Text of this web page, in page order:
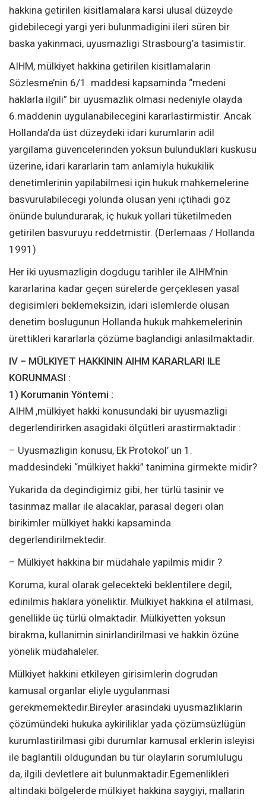
hakkina getirilen kisitlamalara karsi ulusal düzeyde
gidebilecegi yargi yeri bulunmadigini ileri süren bir
baska yakinmaci, uyusmazligi Strasbourg’a tasimistir.
AIHM, mülkiyet hakkina getirilen kisitlamalarin
Sözlesme’nin 6/1. maddesi kapsaminda “medeni
haklarla ilgili” bir uyusmazlik olmasi nedeniyle olayda
6.maddenin uygulanabilecegini kararlastirmistir. Ancak
Hollanda’da üst düzeydeki idari kurumlarin adil
yargilama güvencelerinden yoksun bulunduklari kuskusu
üzerine, idari kararlarin tam anlamiyla hukukilik
denetimlerinin yapilabilmesi için hukuk mahkemelerine
basvurulabilecegi yolunda olusan yeni içtihadi göz
önünde bulundurarak, iç hukuk yollari tüketilmeden
getirilen basvuruyu reddetmistir. (Derlemaas / Hollanda
1991)
Her iki uyusmazligin dogdugu tarihler ile AIHM’nin
kararlarina kadar geçen sürelerde gerçeklesen yasal
degisimleri beklemeksizin, idari islemlerde olusan
denetim boslugunun Hollanda hukuk mahkemelerinin
ürettikleri kararlarla çözüme baglandigi anlasilmaktadir.
IV – MÜLKIYET HAKKININ AIHM KARARLARI ILE
KORUNMASI :
1) Korumanin Yöntemi :
AIHM ,mülkiyet hakki konusundaki bir uyusmazligi
degerlendirirken asagidaki ölçütleri arastirmaktadir :
– Uyusmazligin konusu, Ek Protokol’ un 1.
maddesindeki “mülkiyet hakki” tanimina girmekte midir?
Yukarida da degindigimiz gibi, her türlü tasinir ve
tasinmaz mallar ile alacaklar, parasal degeri olan
birikimler mülkiyet hakki kapsaminda
degerlendirilmektedir.
– Mülkiyet hakkina bir müdahale yapilmis midir ?
Koruma, kural olarak gelecekteki beklentilere degil,
edinilmis haklara yöneliktir. Mülkiyet hakkina el atilmasi,
genellikle üç türlü olmaktadir. Mülkiyetten yoksun
birakma, kullanimin sinirlandirilmasi ve hakkin özüne
yönelik müdahaleler.
Mülkiyet hakkini etkileyen girisimlerin dogrudan
kamusal organlar eliyle uygulanmasi
gerekmemektedir.Bireyler arasindaki uyusmazliklarin
çözümündeki hukuka aykiriliklar yada çözümsüzlügün
kurumlastirilmasi gibi durumlar kamusal erklerin isleyisi
ile baglantili oldugundan bu tür olaylarin sorumlulugu
da, ilgili devletlere ait bulunmaktadir.Egemenlikleri
altindaki bölgelerde mülkiyet hakkina saygiyi, mallarin